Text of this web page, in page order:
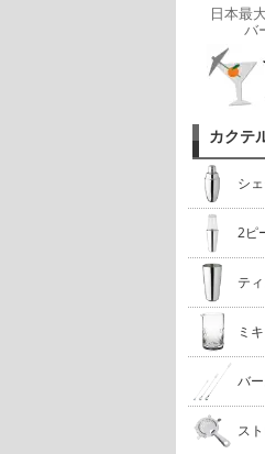
日本最
バ
カクテ
シ
2ピ
テ
ミ
バ
ス